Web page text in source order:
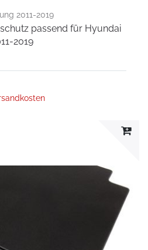
2011-2019
passend für Hyundai
2019